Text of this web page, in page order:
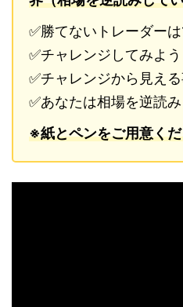
✅勝てないトレーダー
✅チャレンジしてみよう
✅チャレンジから見え
✅あなたは相場を逆読
※紙とペンをご用意く